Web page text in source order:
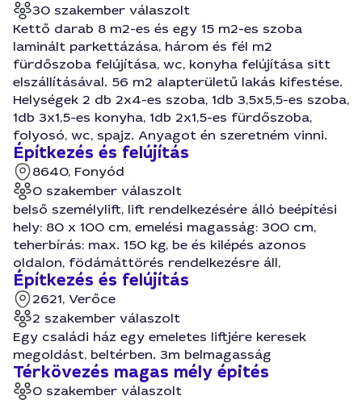
30 szakember válaszolt
Kettő darab 8 m2-es és egy 15 m2-es szoba
laminált parkettázása, három és fél m2
fürdőszoba felújítása, wc, konyha felújítása sitt
elszállításával. 56 m2 alapterületű lakás kifestése.
Helységek 2 db 2x4-es szoba, 1db 3,5x5,5-es szoba,
1db 3x1,5-es konyha, 1db 2x1,5-es fürdőszoba,
folyosó, wc, spajz. Anyagot én szeretném vinni.
Építkezés és felújítás
8640, Fonyód
0 szakember válaszolt
belső személylift, lift rendelkezésére álló beépítési
hely: 80 x 100 cm, emelési magasság: 300 cm,
teherbírás: max. 150 kg, be és kilépés azonos
oldalon, födámáttörés rendelkezésre áll,
Építkezés és felújítás
2621, Verőce
2 szakember válaszolt
Egy családi ház egy emeletes liftjére keresek
megoldást, beltérben. 3m belmagasság
Térkövezés magas mély épités
0 szakember válaszolt